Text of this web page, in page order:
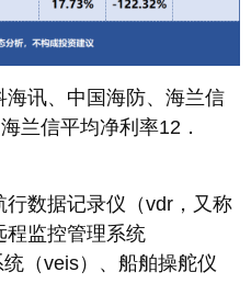
讯、中国海防、海兰信
兰信平均净利率12．
数据记录仪（vdr，又称
程监控管理系统
统（veis）、船舶操舵仪